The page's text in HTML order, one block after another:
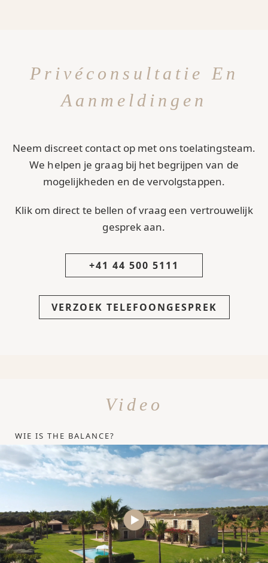
Privéconsultatie En
Aanmeldingen
Neem discreet contact op met ons toelatingsteam.
We helpen je graag bij het begrijpen van de
mogelijkheden en de vervolgstappen.
Klik om direct te bellen of vraag een vertrouwelijk
gesprek aan.
+41 44 500 5111
VERZOEK TELEFOONGESPREK
Video
WIE IS THE BALANCE?